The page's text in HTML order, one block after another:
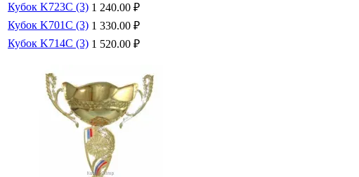
Кубок K723C (3) 1 240.00 ₽
Кубок K701C (3) 1 330.00 ₽
Кубок K714C (3) 1 520.00 ₽